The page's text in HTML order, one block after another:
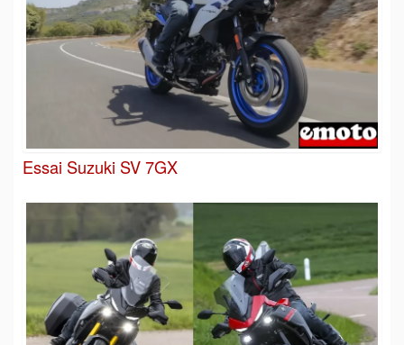
Essai Suzuki SV 7GX